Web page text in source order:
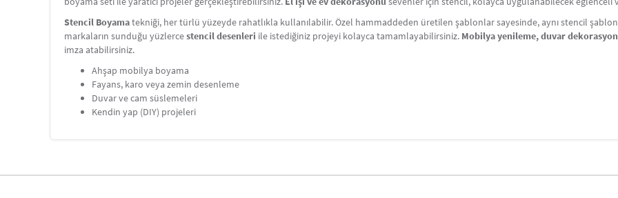
Stencil Boyamatekniği, her türlü yüzeyde rahatlıkla kullanılabilir. Özel hammaddeden üretilen şablonlar sayesinde, aynı stencil
markaların sunduğu yüzlercestencil desenleri ile istediğiniz projeyi kolayca tamamlayabilirsiniz. Mobilya yenileme, duvar
imza atabilirsiniz.
Ahşap mobilya boyama
Fayans, karo veya zemin desenleme
Duvar ve cam süslemeleri
Kendin yap (DIY) projeleri